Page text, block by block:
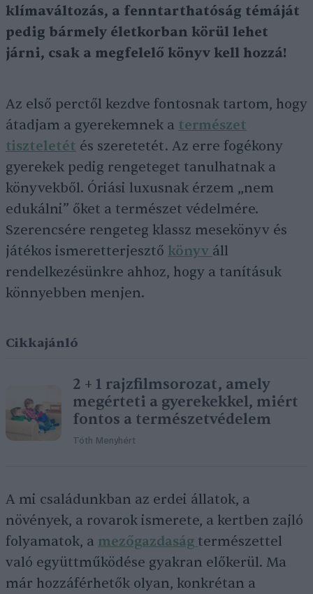
klímaváltozás, a fenntarthatóság témáját
pedig bármely életkorban körül lehet
járni, csak a megfelelő könyv kell hozzá!
Az első perctől kezdve fontosnak tartom, hogy
átadjam a gyerekemnek a természet
tiszteletét és szeretetét. Az erre fogékony
gyerekek pedig rengeteget tanulhatnak a
könyvekből. Óriási luxusnak érzem „nem
edukálni” őket a természet védelmére.
Szerencsére rengeteg klassz mesekönyv és
játékos ismeretterjesztő könyv áll
rendelkezésünkre ahhoz, hogy a tanításuk
könnyebben menjen.
Cikkajánló
2 + 1 rajzfilmsorozat, amely
megérteti a gyerekekkel, miért
fontos a természetvédelem
Tóth Menyhért
A mi családunkban az erdei állatok, a
növények, a rovarok ismerete, a kertben zajló
folyamatok, a mezőgazdaság természettel
való együttműködése gyakran előkerül. Ma
már hozzáférhetők olyan, konkrétan a